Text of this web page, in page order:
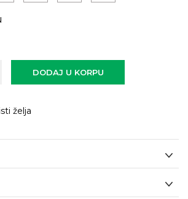
DODAJ U KORPU
želja